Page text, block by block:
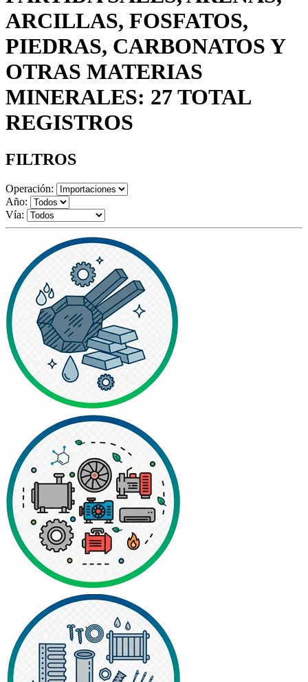
ARCILLAS, FOSFATOS,
PIEDRAS, CARBONATOS Y
OTRAS MATERIAS
MINERALES: 27 TOTAL
REGISTROS
FILTROS
Operación:
Año:
Vía: